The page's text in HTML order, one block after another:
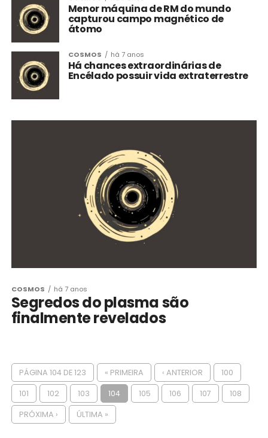
Menor máquina de RM do mundo
capturou campo magnético de
átomo
COSMOS há 7 anos
Há chances extraordinárias de
Encélado possuir vida extraterrestre
COSMOS há 7 anos
Segredos do plasma são
finalmente revelados
PÁGINA 104 DE 123 « PRIMEIRA ‹ ANTERIOR 100
101 102 103 104 105 106 107 108
PRÓXIMA › ÚLTIMA »